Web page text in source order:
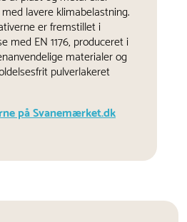
lavere klimabelastning.
er fremstillet i
med EN 1176, produceret i
materialer og
pulverlakeret
på Svanemærket.dk